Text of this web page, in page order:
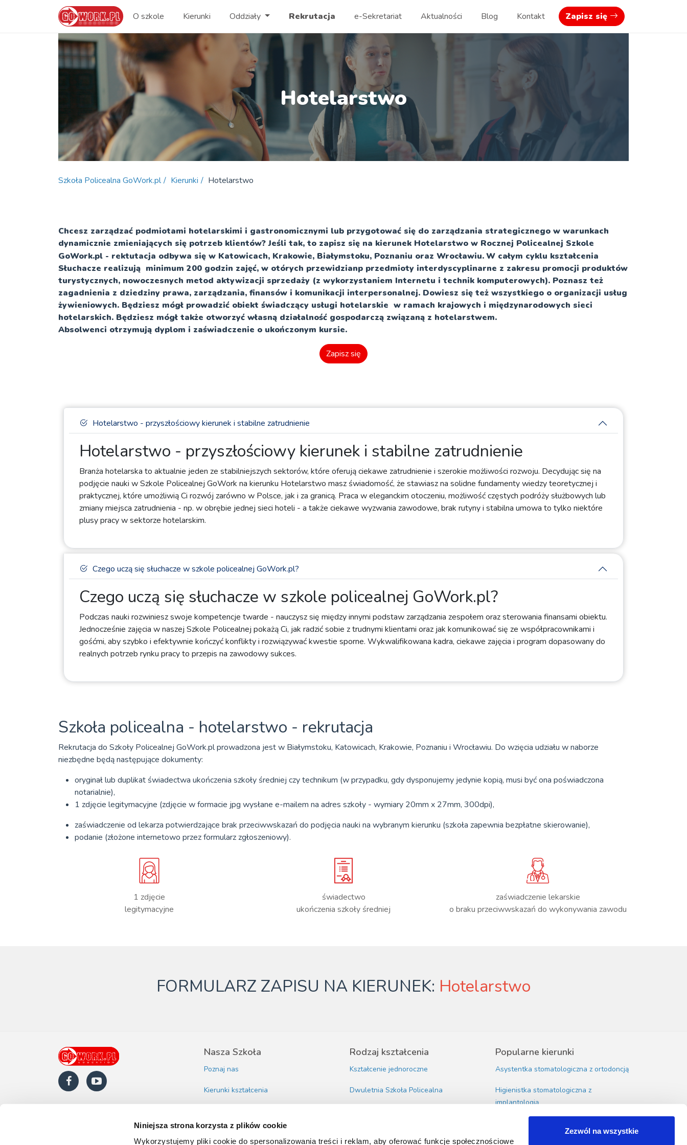
Niniejsza strona korzysta z plików cookie
Wykorzystujemy pliki cookie do spersonalizowania treści i reklam, aby oferować funkcje społecznościowe
Zezwól na wszystkie
O szkole Kierunki Oddziały Rekrutacja e-Sekretariat Aktualności Blog Kontakt Zapisz się
Hotelarstwo
Szkoła Policealna GoWork.pl Kierunki Hotelarstwo
Chcesz zarządzać podmiotami hotelarskimi i gastronomicznymi lub przygotować się do zarządzania strategicznego w warunkach
dynamicznie zmieniających się potrzeb klientów? Jeśli tak, to zapisz się na kierunek Hotelarstwo w Rocznej Policealnej Szkole
GoWork.pl - rektutacja odbywa się w Katowicach, Krakowie, Białymstoku, Poznaniu oraz Wrocławiu.W całym cyklu kształcenia
Słuchacze realizują minimum 200 godzin zajęć, w otórych przewidzianp przedmioty interdyscyplinarne z zakresu promocji produktów
turystycznych, nowoczesnych metod aktywizacji sprzedaży (z wykorzystaniem Internetu i technik komputerowych). Poznasz też
zagadnienia z dziedziny prawa, zarządzania, finansów i komunikacji interpersonalnej. Dowiesz się też wszystkiego o organizacji usług
żywieniowych. Będziesz mógł prowadzić obiekt świadczący usługi hotelarskie w ramach krajowych i międzynarodowych sieci
hotelarskich. Będziesz mógł także otworzyć własną działalność gospodarczą związaną z hotelarstwem.
Absolwenci otrzymują dyplom i zaświadczenie o ukończonym kursie.
Zapisz się
Hotelarstwo - przyszłościowy kierunek i stabilne zatrudnienie
Hotelarstwo - przyszłościowy kierunek i stabilne zatrudnienie
Branża hotelarska to aktualnie jeden ze stabilniejszych sektorów, które oferują ciekawe zatrudnienie i szerokie możliwości rozwoju. Decydując się na
podjęcie nauki w Szkole Policealnej GoWork na kierunku Hotelarstwo masz świadomość, że stawiasz na solidne fundamenty wiedzy teoretycznej i
praktycznej, które umożliwią Ci rozwój zarówno w Polsce, jak i za granicą. Praca w eleganckim otoczeniu, możliwość częstych podróży służbowych lub
zmiany miejsca zatrudnienia - np. w obrębie jednej sieci hoteli - a także ciekawe wyzwania zawodowe, brak rutyny i stabilna umowa to tylko niektóre
plusy pracy w sektorze hotelarskim.
Czego uczą się słuchacze w szkole policealnej GoWork.pl?
Czego uczą się słuchacze w szkole policealnej GoWork.pl?
Podczas nauki rozwiniesz swoje kompetencje twarde - nauczysz się między innymi podstaw zarządzania zespołem oraz sterowania finansami obiektu.
Jednocześnie zajęcia w naszej Szkole Policealnej pokażą Ci, jak radzić sobie z trudnymi klientami oraz jak komunikować się ze współpracownikami i
gośćmi, aby szybko i efektywnie kończyć konflikty i rozwiązywać kwestie sporne. Wykwalifikowana kadra, ciekawe zajęcia i program dopasowany do
realnych potrzeb rynku pracy to przepis na zawodowy sukces.
Szkoła policealna - hotelarstwo - rekrutacja
Rekrutacja do Szkoły Policealnej GoWork.pl prowadzona jest w Białymstoku, Katowicach, Krakowie, Poznaniu i Wrocławiu. Do wzięcia udziału w naborze
niezbędne będą następujące dokumenty:
oryginał lub duplikat świadectwa ukończenia szkoły średniej czy technikum (w przypadku, gdy dysponujemy jedynie kopią, musi być ona poświadczona
notarialnie),
1 zdjęcie legitymacyjne (zdjęcie w formacie jpg wysłane e-mailem na adres szkoły - wymiary 20mm x 27mm, 300dpi),
zaświadczenie od lekarza potwierdzające brak przeciwwskazań do podjęcia nauki na wybranym kierunku (szkoła zapewnia bezpłatne skierowanie),
podanie (złożone internetowo przez formularz zgłoszeniowy).
1 zdjęcie
legitymacyjne
świadectwo
ukończenia szkoły średniej
zaświadczenie lekarskie
o braku przeciwwskazań do wykonywania zawodu
FORMULARZ ZAPISU NA KIERUNEK: Hotelarstwo
Nasza Szkoła
Poznaj nas
Kierunki kształcenia
Polityka Cookies
Rodzaj kształcenia
Kształcenie jednoroczne
Dwuletnia Szkoła Policealna
Popularne kierunki
Asystentka stomatologiczna z ortodoncją
Higienistka stomatologiczna z
implantologią